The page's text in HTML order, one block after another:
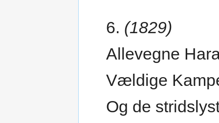
6. (1829)
Allevegne
Vældige
Og de